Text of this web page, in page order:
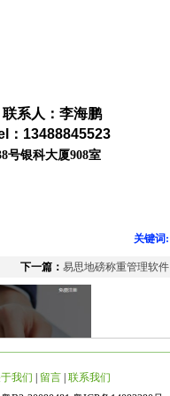
鹏
：13488845523
号银科大厦908室
关键词:
下一篇： 易思地磅称重管理软件
我们 留言 联系我们